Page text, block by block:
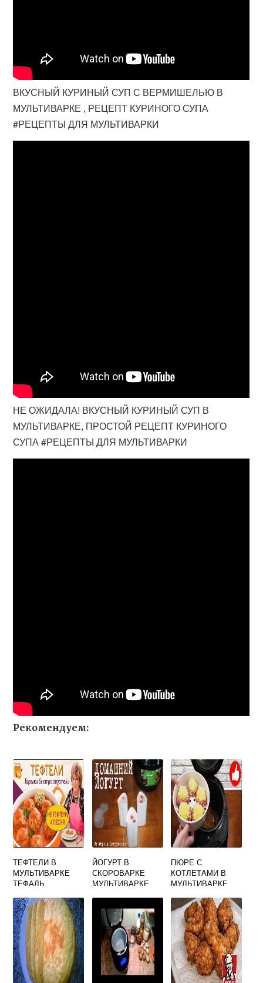
ВКУСНЫЙ КУРИНЫЙ СУП С ВЕРМИШЕЛЬЮ В
МУЛЬТИВАРКЕ , РЕЦЕПТ КУРИНОГО СУПА
#РЕЦЕПТЫ ДЛЯ МУЛЬТИВАРКИ
НЕ ОЖИДАЛА! ВКУСНЫЙ КУРИНЫЙ СУП В
МУЛЬТИВАРКЕ, ПРОСТОЙ РЕЦЕПТ КУРИНОГО
СУПА #РЕЦЕПТЫ ДЛЯ МУЛЬТИВАРКИ
Рекомендуем:
ТЕФТЕЛИ В
МУЛЬТИВАРКЕ
ТЕФАЛЬ
ЙОГУРТ В
СКОРОВАРКЕ
МУЛЬТИВАРКЕ
ПЮРЕ С
КОТЛЕТАМИ В
МУЛЬТИВАРКЕ